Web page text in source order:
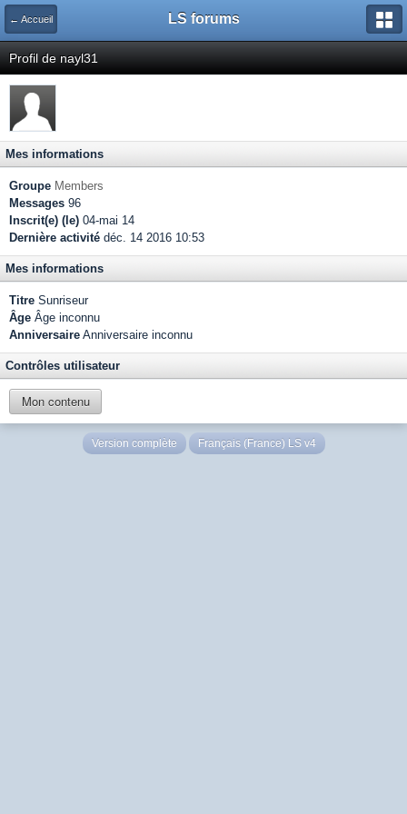
← Accueil LS forums
Profil de nayl31
Mes informations
Groupe Members
Messages 96
Inscrit(e) (le) 04-mai 14
Dernière activité déc. 14 2016 10:53
Mes informations
Titre Sunriseur
Âge Âge inconnu
Anniversaire Anniversaire inconnu
Contrôles utilisateur
Mon contenu
Version complète Français (France) LS v4